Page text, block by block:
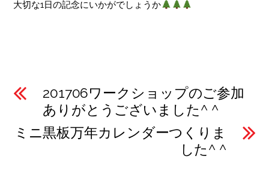
大切な1日の記念にいかがでしょうか
201706ワークショップのご参加
ありがとうございました^ ^
ミニ黒板万年カレンダーつくりま
した^ ^